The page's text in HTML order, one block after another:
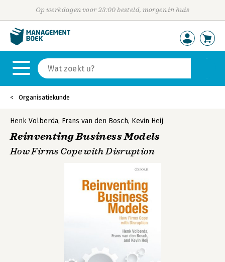
Op werkdagen voor 23:00 besteld, morgen in huis
Organisatiekunde
Henk Volberda, Frans van den Bosch, Kevin Heij
Reinventing Business Models
How Firms Cope with Disruption